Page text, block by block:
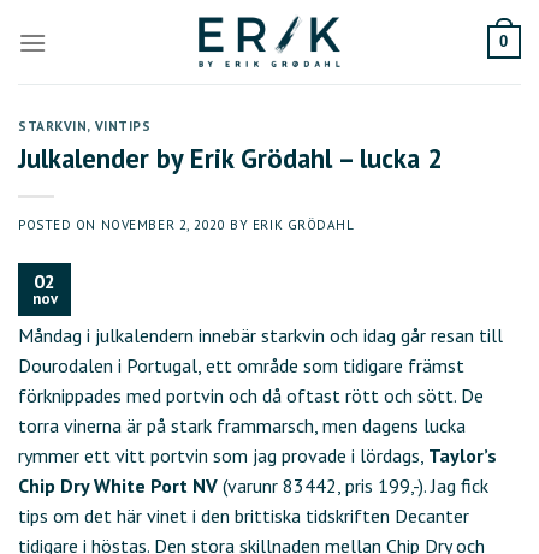
0
STARKVIN, VINTIPS
Julkalender by Erik Grödahl – lucka 2
POSTED ON NOVEMBER 2, 2020 BY ERIK GRÖDAHL
02
nov
Måndag i julkalendern innebär starkvin och idag går resan till
Dourodalen i Portugal, ett område som tidigare främst
förknippades med portvin och då oftast rött och sött. De
torra vinerna är på stark frammarsch, men dagens lucka
rymmer ett vitt portvin som jag provade i lördags, Taylor’s
Chip Dry White Port NV (varunr 83442, pris 199,-). Jag fick
tips om det här vinet i den brittiska tidskriften Decanter
tidigare i höstas. Den stora skillnaden mellan Chip Dry och